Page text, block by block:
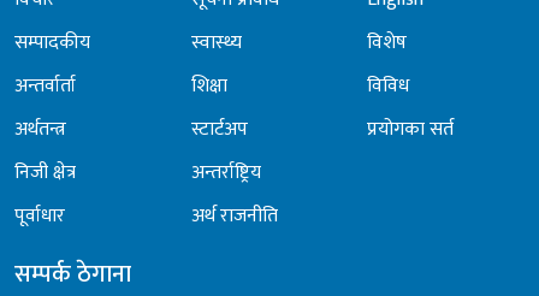
सम्पादकीय
अन्तर्वार्ता
अर्थतन्त्र
निजी क्षेत्र
पूर्वाधार
स्वास्थ्य
शिक्षा
स्टार्टअप
अन्तर्राष्ट्रिय
अर्थ राजनीति
विशेष
विविध
प्रयोगका सर्त
सम्पर्क ठेगाना